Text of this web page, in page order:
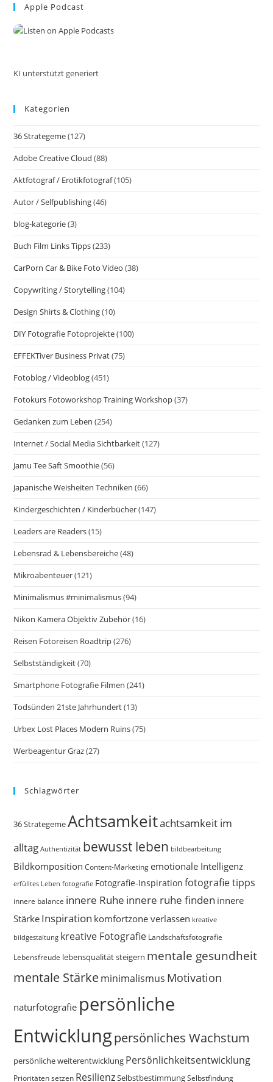
Apple Podcast
KI unterstützt generiert
Kategorien
36 Strategeme(127)
Adobe Creative Cloud (88)
Aktfotograf / Erotikfotograf(105)
Autor / Selfpublishing(46)
blog-kategorie(3)
Buch Film Links Tipps(233)
CarPorn Car & Bike Foto Video (38)
Copywriting / Storytelling(104)
Design Shirts & Clothing(10)
DIY Fotografie Fotoprojekte(100)
EFFEKTiver Business Privat(75)
Fotoblog / Videoblog(451)
Fotokurs Fotoworkshop Training Workshop(37)
Gedanken zum Leben (254)
Internet / Social Media Sichtbarkeit(127)
Jamu Tee Saft Smoothie(56)
Japanische Weisheiten Techniken (66)
Kindergeschichten / Kinderbücher(147)
Leaders are Readers(15)
Lebensrad & Lebensbereiche(48)
Mikroabenteuer(121)
Minimalismus #minimalismus(94)
Nikon Kamera Objektiv Zubehör(16)
Reisen Fotoreisen Roadtrip(276)
Selbstständigkeit(70)
Smartphone Fotografie Filmen (241)
Todsünden 21ste Jahrhundert(13)
Urbex Lost Places Modern Ruins(75)
Werbeagentur Graz(27)
Schlagwörter
36 StrategemeAchtsamkeitachtsamkeit im
alltag Authentizität bewusst leben bildbearbeitung
Bildkomposition Content-Marketing emotionale Intelligenz
erfülltes Leben fotografie Fotografie-Inspiration fotografie tipps
innere balance innere Ruhe innere ruhe finden innere
Stärke Inspiration komfortzone verlassen kreative
bildgestaltung kreative Fotografie Landschaftsfotografie
Lebensfreude lebensqualität steigern mentale gesundheit
mentale Stärkeminimalismus Motivation
naturfotografie persönliche
Entwicklungpersönliches Wachstum
persönliche weiterentwicklung Persönlichkeitsentwicklung
Prioritäten setzen ResilienzSelbstbestimmung Selbstfindung